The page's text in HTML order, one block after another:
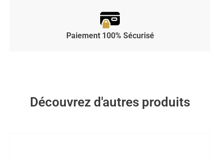
Paiement 100% Sécurisé
Découvrez d'autres produits